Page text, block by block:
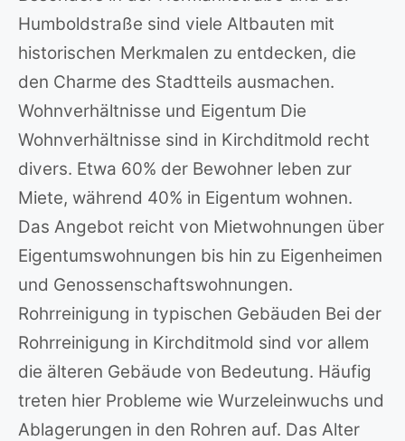
Humboldstraße sind viele Altbauten mit
historischen Merkmalen zu entdecken, die
den Charme des Stadtteils ausmachen.
Wohnverhältnisse und Eigentum Die
Wohnverhältnisse sind in Kirchditmold recht
divers. Etwa 60% der Bewohner leben zur
Miete, während 40% in Eigentum wohnen.
Das Angebot reicht von Mietwohnungen über
Eigentumswohnungen bis hin zu Eigenheimen
und Genossenschaftswohnungen.
Rohrreinigung in typischen Gebäuden Bei der
Rohrreinigung in Kirchditmold sind vor allem
die älteren Gebäude von Bedeutung. Häufig
treten hier Probleme wie Wurzeleinwuchs und
Ablagerungen in den Rohren auf. Das Alter